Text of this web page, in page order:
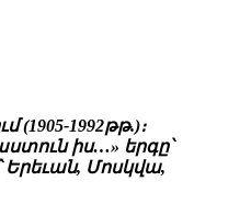
1992թթ.)։
իս…» երգը՝
Երեւան, Մոսկվա,